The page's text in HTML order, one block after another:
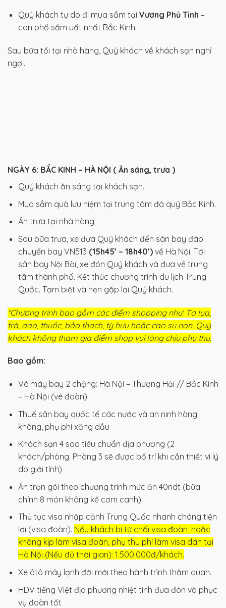
Quý khách tự do đi mua sắm tại Vương Phủ Tỉnh –
con phố sầm uất nhất Bắc Kinh.
Sau bữa tối tại nhà hàng, Quý khách về khách sạn nghỉ
ngơi.
NGÀY 6: BẮC KINH – HÀ NỘI ( Ăn sáng, trưa )
Quý khách ăn sáng tại khách sạn.
Mua sắm quà lưu niệm tại trung tâm đá quý Bắc Kinh.
Ăn trưa tại nhà hàng.
Sau bữa trưa, xe đưa Quý khách đến sân bay đáp
chuyến bay VN513 (15h45’ – 18h40’)về Hà Nội. Tới
sân bay Nội Bài, xe đón Quý khách và đưa về trung
tâm thành phố. Kết thúc chương trình du lịch Trung
Quốc. Tạm biệt và hẹn gặp lại Quý khách.
*Chương trình bao gồm các điểm shopping như: Tơ lụa,
trà, dao, thuốc, bảo thạch, tỳ hưu hoặc cao su non. Quý
khách không tham gia điểm shop vui lòng chịu phụ thu.
Bao gồm:
Vé máy bay 2 chặng: Hà Nội – Thượng Hải // Bắc Kinh
– Hà Nội (vé đoàn)
Thuế sân bay quốc tế các nước và an ninh hàng
không, phụ phí xăng dầu
Khách sạn 4 sao tiêu chuẩn địa phương (2
khách/phòng. Phòng 3 sẽ được bố trí khi cần thiết vì lý
do giới tính)
Ăn trọn gói theo chương trình mức ăn 40ndt (bữa
chính 8 món không kể cơm canh)
Thủ tục visa nhập cảnh Trung Quốc nhanh chóng tiện
lợi (visa đoàn). Nếu khách bị từ chối visa đoàn, hoặc
không kịp làm visa đoàn, phụ thu phí làm visa dán tại
Hà Nội (Nếu đủ thời gian): 1.500.000đ/khách.
Xe ôtô máy lạnh đời mới theo hành trình thăm quan.
HDV tiếng Việt địa phương nhiệt tình đưa đón và phục
vụ đoàn tốt